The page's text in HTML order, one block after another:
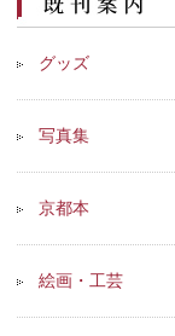
グッズ
写真集
京都本
絵画・工芸